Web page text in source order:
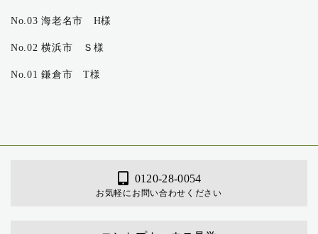
No.03 海老名市 H様
No.02 横浜市 Ｓ様
No.01 鎌倉市 T様
0120-28-0054
お気軽にお問い合わせください